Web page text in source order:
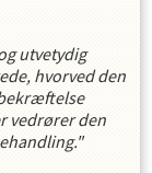
utvetydig
hvorved den
vedrører den